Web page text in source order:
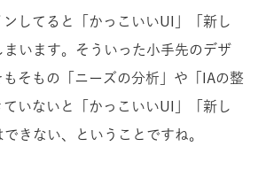
してると「かっこいいUI」「新し
まいます。そういった小手先のデザ
そもの「ニーズの分析」や「IAの整
いないと「かっこいいUI」「新し
きない、ということですね。